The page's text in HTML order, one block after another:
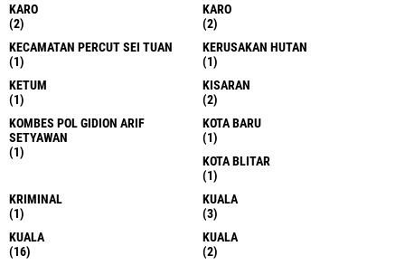
KARO
(2)
KARO
(2)
KECAMATAN PERCUT SEI TUAN
(1)
KERUSAKAN HUTAN
(1)
KETUM
(1)
KISARAN
(2)
KOMBES POL GIDION ARIF
SETYAWAN
(1)
KOTA BARU
(1)
KOTA BLITAR
(1)
KRIMINAL
(1)
KUALA
(3)
KUALA
(16)
KUALA
(2)